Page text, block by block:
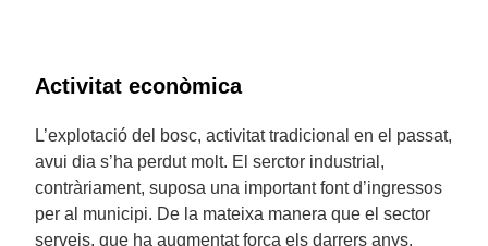
Activitat econòmica
L’explotació del bosc, activitat tradicional en el passat,
avui dia s’ha perdut molt. El serctor industrial,
contràriament, suposa una important font d’ingressos
per al municipi. De la mateixa manera que el sector
serveis, que ha augmentat força els darrers anys.